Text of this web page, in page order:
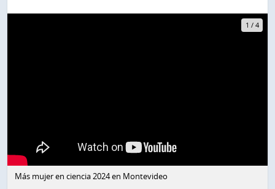
1 / 4
Más mujer en ciencia 2024 en Montevideo